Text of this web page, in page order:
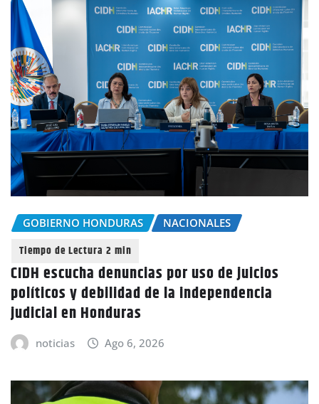
GOBIERNO HONDURAS NACIONALES
CIDH escucha denuncias por uso de juicios
políticos y debilidad de la independencia
judicial en Honduras
noticias Ago 6, 2026